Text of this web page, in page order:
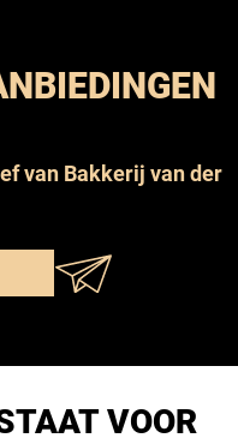
van Bakkerij van der
VOOR